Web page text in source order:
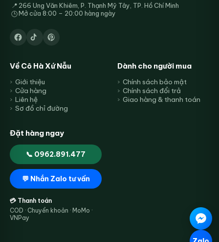
📍 266 Ung Văn Khiêm, P. Thạnh Mỹ Tây, TP. Hồ Chí Minh
🕒Mở cửa 8:00 – 20:00 hàng ngày
Về Cô Hà Xứ Nẫu
Giới thiệu
Cửa hàng
Liên hệ
Sơ đồ chỉ đường
Dành cho người mua
Chính sách bảo mật
Chính sách đổi trả
Giao hàng & thanh toán
Đặt hàng ngay
📞 0962.891.477
💬 Nhắn Zalo tư vấn
💳 Thanh toán
COD · Chuyển khoản · MoMo ·
VNPay